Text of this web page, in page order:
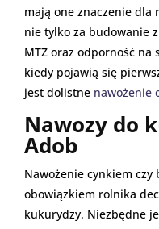
mają one znaczenie dla
nie tylko za budowanie
MTZ oraz odporność na
kiedy pojawią się
jest dolistne nawożenie
Nawozy do
Adob
Nawożenie cynkiem
obowiązkiem rolnika
kukurydzy. Niezbędne